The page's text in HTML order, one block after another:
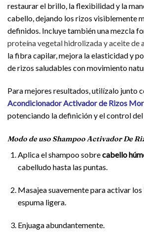
restaurar el brillo, la flexibilidad y la
cabello, dejando los rizos visiblemente
definidos. Incluye también una mezcla
proteína vegetal hidrolizada y aceite de
la fibra capilar, mejora la elasticidad y
de rizos saludables con movimiento
Para mejores resultados, utilízalo junto
Acondicionador Activador de Rizos
potenciando la definición y el control del
Modo de uso Shampoo Activador De
Aplica el shampoo sobrecabello
cabelludo hasta las puntas.
Masajea suavemente para activar
espuma ligera.
Enjuaga abundantemente.